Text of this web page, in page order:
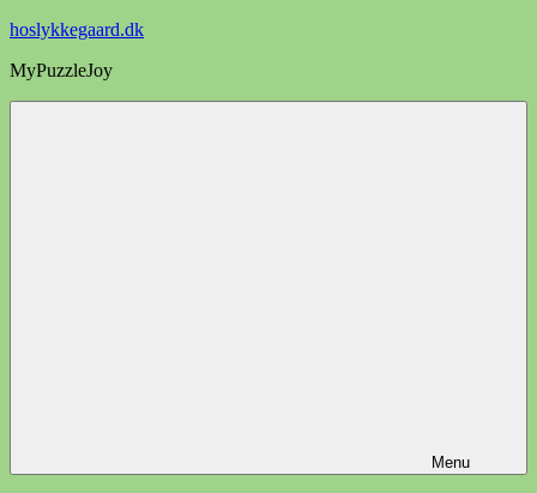
Videre
indhold
hoslykkegaard.dk
MyPuzzleJoy
Menu